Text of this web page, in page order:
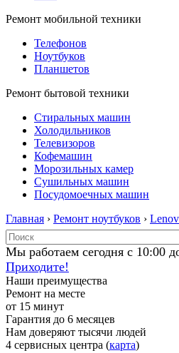
Ремонт мобильной техники
Телефонов
Ноутбуков
Планшетов
Ремонт бытовой техники
Стиральных машин
Холодильников
Телевизоров
Кофемашин
Морозильных камер
Сушильных машин
Посудомоечных машин
Главная › Ремонт ноутбуков ›
Мы работаем сегодня с 10:00
Приходите!
Наши преимущества
Ремонт на месте
от 15 минут
Гарантия до 6 месяцев
Нам доверяют тысячи людей
4 сервисных центра (карта)